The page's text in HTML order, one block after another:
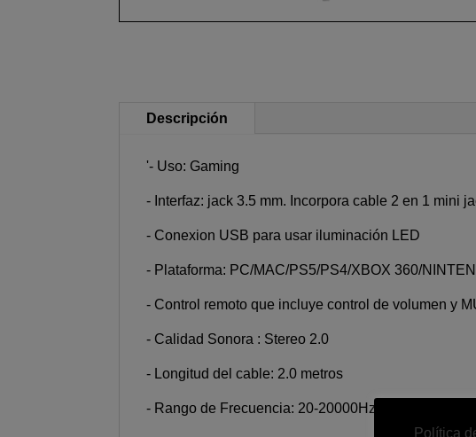
Descripción
'- Uso: Gaming
- Interfaz: jack 3.5 mm. Incorpora cable 2 en 1 mini
- Conexion USB para usar iluminación LED
- Plataforma: PC/MAC/PS5/PS4/XBOX 360/
- Control remoto que incluye control de volumen y
- Calidad Sonora : Stereo 2.0
- Longitud del cable: 2.0 metros
- Rango de Frecuencia: 20-20000Hz
Política